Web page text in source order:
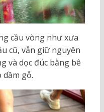
cầu vòng như xưa
cũ, vẫn giữ nguyên
và dọc đúc bằng bê
gỗ.